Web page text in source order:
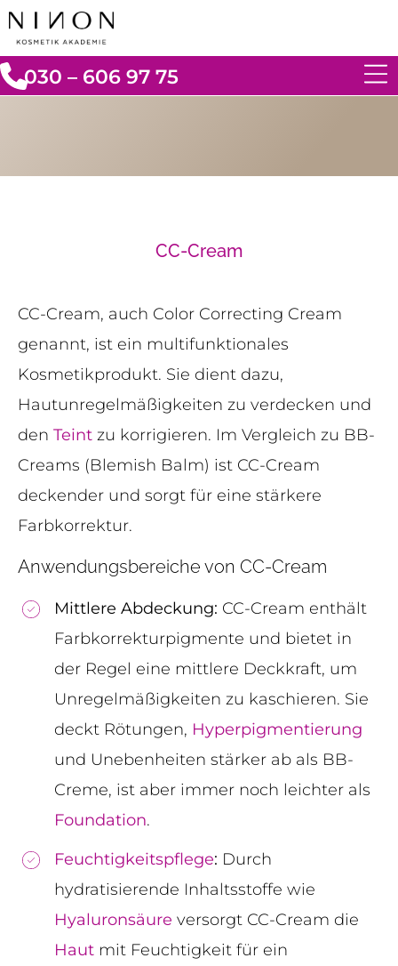
030 – 606 97 75
CC-Cream
CC-Cream, auch Color Correcting Cream
genannt, ist ein multifunktionales
Kosmetikprodukt. Sie dient dazu,
Hautunregelmäßigkeiten zu verdecken und
den Teint zu korrigieren. Im Vergleich zu BB-
Creams (Blemish Balm) ist CC-Cream
deckender und sorgt für eine stärkere
Farbkorrektur.
Anwendungsbereiche von CC-Cream
Mittlere Abdeckung: CC-Cream enthält
Farbkorrekturpigmente und bietet in
der Regel eine mittlere Deckkraft, um
Unregelmäßigkeiten zu kaschieren. Sie
deckt Rötungen, Hyperpigmentierung
und Unebenheiten stärker ab als BB-
Creme, ist aber immer noch leichter als
Foundation.
Feuchtigkeitspflege: Durch
hydratisierende Inhaltsstoffe wie
Hyaluronsäure versorgt CC-Cream die
Haut mit Feuchtigkeit für ein